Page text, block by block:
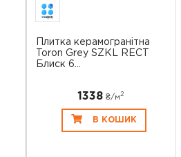
Плитка керамогранітна
Toron Grey SZKL RECT
Блиск 6...
1338 ₴/м2
В КОШИК